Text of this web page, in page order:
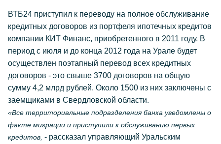
ВТБ24 приступил к переводу на полное обслуживание
кредитных договоров из портфеля ипотечных кредитов
компании КИТ Финанс, приобретенного в 2011 году. В
период с июля и до конца 2012 года на Урале будет
осуществлен поэтапный перевод всех кредитных
договоров - это свыше 3700 договоров на общую
сумму 4,2 млрд рублей. Около 1500 из них заключены с
заемщиками в Свердловской области.
«Все территориальные подразделения банка уведомлены о
факте миграции и приступили к обслуживанию первых
кредитов, - рассказал управляющий Уральским